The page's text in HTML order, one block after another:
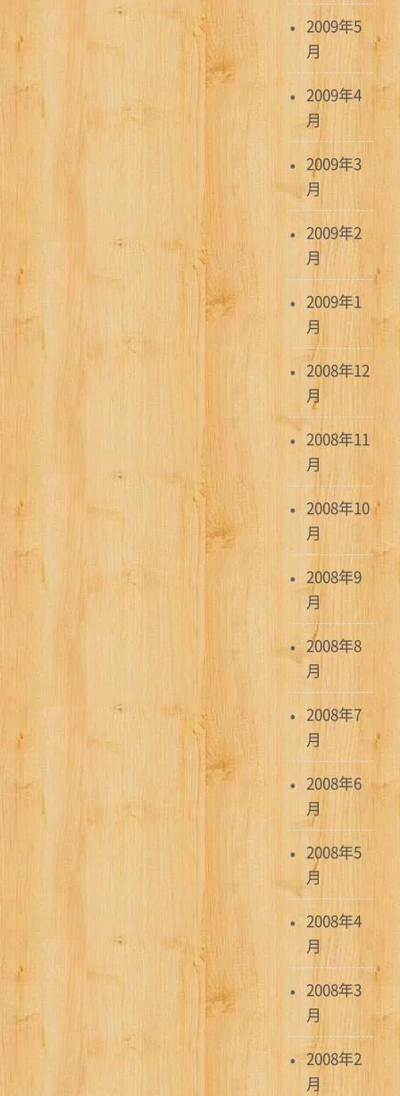
2009年5
月
2009年4
月
2009年3
月
2009年2
月
2009年1
月
2008年12
月
2008年11
月
2008年10
月
2008年9
月
2008年8
月
2008年7
月
2008年6
月
2008年5
月
2008年4
月
2008年3
月
2008年2
月